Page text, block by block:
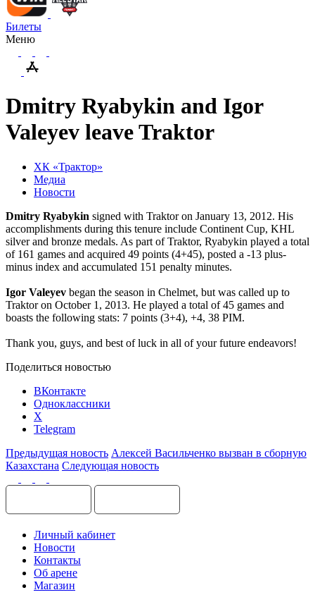
Билеты
Меню
Dmitry Ryabykin and Igor
Valeyev leave Traktor
ХК «Трактор»
Медиа
Новости
Dmitry Ryabykin signed with Traktor on January 13, 2012. His
accomplishments during this tenure include Continent Cup, KHL
silver and bronze medals. As part of Traktor, Ryabykin played a total
of 161 games and acquired 49 points (4+45), posted a -13 plus-
minus index and accumulated 151 penalty minutes.
Igor Valeyev began the season in Chelmet, but was called up to
Traktor on October 1, 2013. He played a total of 45 games and
boasts the following stats: 7 points (3+4), +4, 38 PIM.
Thank you, guys, and best of luck in all of your future endeavors!
Поделиться новостью
ВКонтакте
Одноклассники
X
Telegram
Предыдущая новость Алексей Васильченко вызван в сборную
Казахстана Следующая новость
Личный кабинет
Новости
Контакты
Об арене
Магазин